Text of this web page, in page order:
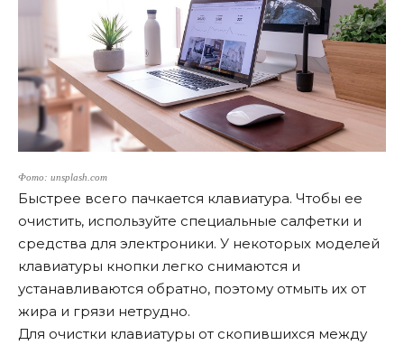
Фото: unsplash.com
Быстрее всего пачкается клавиатура. Чтобы ее
очистить, используйте специальные салфетки и
средства для электроники. У некоторых моделей
клавиатуры кнопки легко снимаются и
устанавливаются обратно, поэтому отмыть их от
жира и грязи нетрудно.
Для очистки клавиатуры от скопившихся между